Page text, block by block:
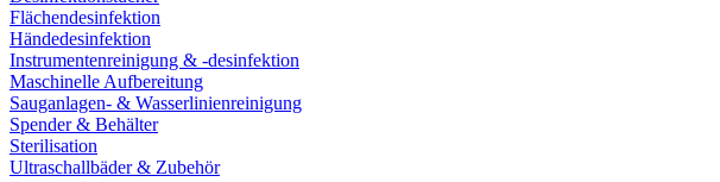
Flächendesinfektion
Händedesinfektion
Instrumentenreinigung & -desinfektion
Maschinelle Aufbereitung
Sauganlagen- & Wasserlinienreinigung
Spender & Behälter
Sterilisation
Ultraschallbäder & Zubehör